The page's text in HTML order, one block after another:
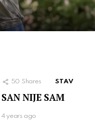
50 Shares STAV
SAN NIJE SAM
4 years ago